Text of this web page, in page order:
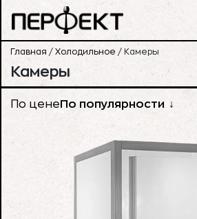
Главная / Холодильное / Камеры
Камеры
По цене По популярности